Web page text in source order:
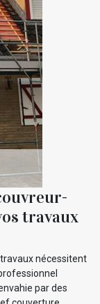
travaux
nécessitent
par des